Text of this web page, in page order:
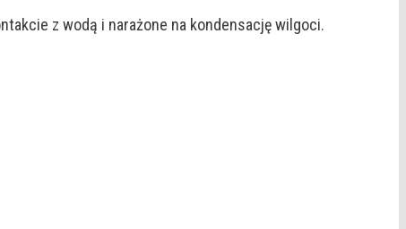
z wodą i narażone na kondensację wilgoci.